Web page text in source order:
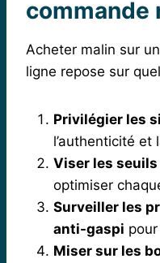
commande
Acheter malin sur
ligne repose sur
Privilégier les
l’authenticité
Viser les
optimiser
Surveiller les
anti-gaspi
Miser sur les